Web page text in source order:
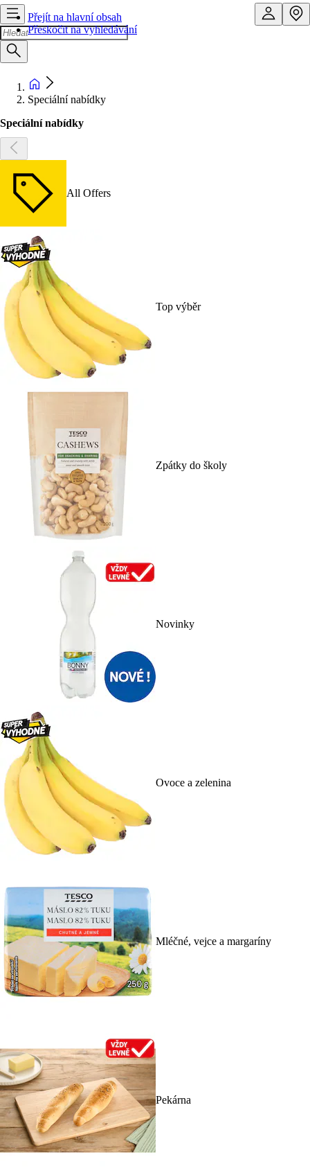
Přejít na hlavní obsah
Přeskočit na vyhledávání
Speciální nabídky
Speciální nabídky
All Offers
Top výběr
Zpátky do školy
Novinky
Ovoce a zelenina
Mléčné, vejce a margaríny
Pekárna